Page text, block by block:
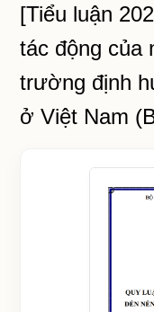
[Tiểu luận
tác động của
trường định
ở Việt Nam